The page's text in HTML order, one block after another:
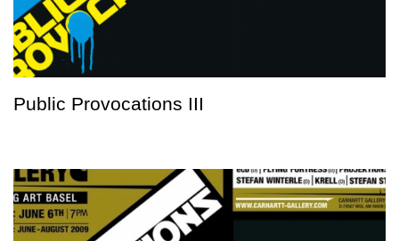
Public Provocations III